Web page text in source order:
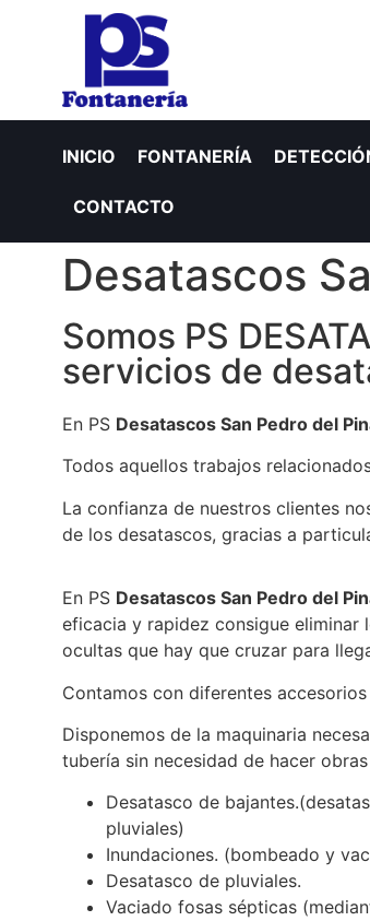
INICIO FONTANERÍA
CONTACTO
Desatascos
Somos PS
servicios de
En PS Desatascos San Pedro del
Todos aquellos trabajos
La confianza de nuestros clientes
de los desatascos, gracias a
En PS Desatascos San Pedro del
eficacia y rapidez consigue eliminar
ocultas que hay que cruzar para
Contamos con diferentes
Disponemos de la maquinaria
tubería sin necesidad de hacer
Desatasco de
pluviales)
Inundaciones. (bombeado y
Desatasco de pluviales.
Vaciado fosas sépticas